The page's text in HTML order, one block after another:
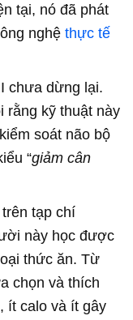
tại, nó đã phát
nghệ thực tế
chưa dừng lại.
rằng kỹ thuật này
soát não bộ
“giảm cân
tạp chí
này học được
thức ăn. Từ
chọn và thích
ít calo và ít gây